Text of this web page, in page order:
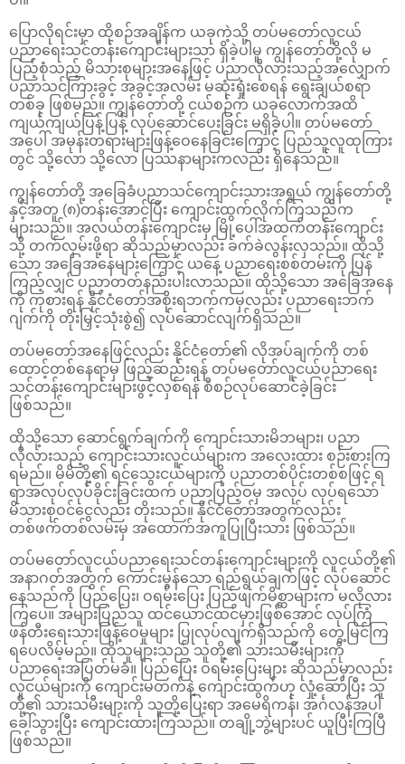
ပြောလိုရင်းမှာ ထိုစဉ်အချိန်က ယခုကဲ့သို့ တပ်မတော်လူငယ်
ပညာရေးသင်တန်းကျောင်းများသာ ရှိခဲ့ပါမူ ကျွန်တော်တို့လို မ
ပြည့်စုံသည့် မိသားစုများအနေဖြင့် ပညာလိုလားသည့်အလျှောက်
ပညာသင်ကြားခွင့် အခွင့်အလမ်း မဆုံးရှုံးစေရန် ရွေးချယ်စရာ
တစ်ခု ဖြစ်မည်။ ကျွန်တော်တို့ ငယ်စဉ်က ယခုလောက်အထိ
ကျယ်ကျယ်ပြန့်ပြန့် လုပ်ဆောင်ပေးခြင်း မရှိခဲ့ပါ။ တပ်မတော်
အပေါ် အမုန်းတရားများဖြန့်ဝေနေခြင်းကြောင့် ပြည်သူလူထုကြား
တွင် သို့လော သို့လော ပြဿနာများကလည်း ရှိနေသည်။
ကျွန်တော်တို့ အခြေခံပညာသင်ကျောင်းသားအရွယ် ကျွန်တော်တို့
နှင့်အတူ (၈)တန်းအောင်ပြီး ကျောင်းထွက်လိုက်ကြသည်က
များသည်။ အလယ်တန်းကျောင်းမှ မြို့ပေါ်အထက်တန်းကျောင်း
သို့ တက်လှမ်းဖို့ရာ ဆိုသည်မှာလည်း ခက်ခဲလွန်းလှသည်။ ထိုသို့
သော အခြေအနေများကြောင့် ယနေ့ ပညာရေးစစ်တမ်းကို ပြန်
ကြည့်လျှင် ပညာတတ်နည်းပါးလာသည်။ ထိုသို့သော အခြေအနေ
ကို ကုစားရန် နိုင်ငံတော်အစိုးရဘက်ကမှလည်း ပညာရေးဘက်
ဂျက်ကို တိုးမြှင့်သုံးစွဲ၍ လုပ်ဆောင်လျက်ရှိသည်။
တပ်မတော်အနေဖြင့်လည်း နိုင်ငံတော်၏ လိုအပ်ချက်ကို တစ်
ထောင့်တစ်နေရာမှ ဖြည့်ဆည်းရန် တပ်မတော်လူငယ်ပညာရေး
သင်တန်းကျောင်းများဖွင့်လှစ်ရန် စီစဉ်လုပ်ဆောင်ခဲ့ခြင်း
ဖြစ်သည်။
ထိုသို့သော ဆောင်ရွက်ချက်ကို ကျောင်းသားမိဘများ၊ ပညာ
လိုလားသည့် ကျောင်းသားလူငယ်များက အလေးထား စဉ်းစားကြ
ရမည်။ မိမိတို့၏ ရင်သွေးငယ်များကို ပညာတစ်ပိုင်းတစ်စဖြင့် ရ
ရာအလုပ်လုပ်ခိုင်းခြင်းထက် ပညာပြည့်ဝမှ အလုပ် လုပ်ရသော်
မိသားစုဝင်ငွေလည်း တိုးသည်။ နိုင်ငံတော်အတွက်လည်း
တစ်ဖက်တစ်လမ်းမှ အထောက်အကူပြုပြီးသား ဖြစ်သည်။
တပ်မတော်လူငယ်ပညာရေးသင်တန်းကျောင်းများကို လူငယ်တို့၏
အနာဂတ်အတွက် ကောင်းမွန်သော ရည်ရွယ်ချက်ဖြင့် လုပ်ဆောင်
နေသည်ကို ပြည်ပြေး၊ ဝရမ်းပြေး ပြည်ဖျက်မိစ္ဆာများက မလိုလား
ကြပေ။ အများပြည်သူ ထင်ယောင်ထင်မှားဖြစ်အောင် လုပ်ကြံ
ဖန်တီးရေးသားဖြန့်ဝေမှုများ ပြုလုပ်လျက်ရှိသည်ကို တွေ့မြင်ကြ
ရပေလိမ့်မည်။ ထိုသူများသည် သူတို့၏ သားသမီးများကို
ပညာရေးအပြတ်မခံ။ ပြည်ပြေး ဝရမ်းပြေးများ ဆိုသည်မှာလည်း
လူငယ်များကို ကျောင်းမတက်နဲ့ ကျောင်းထွက်ဟု လှုံ့ဆော်ပြီး သူ
တို့၏ သားသမီးများကို သူတို့ပြေးရာ အမေရိကန်၊ အင်္ဂလန်အပါ
ခေါ်သွားပြီး ကျောင်းထားကြသည်။ တချို့ဘွဲ့များပင် ယူပြီးကြပြီ
ဖြစ်သည်။